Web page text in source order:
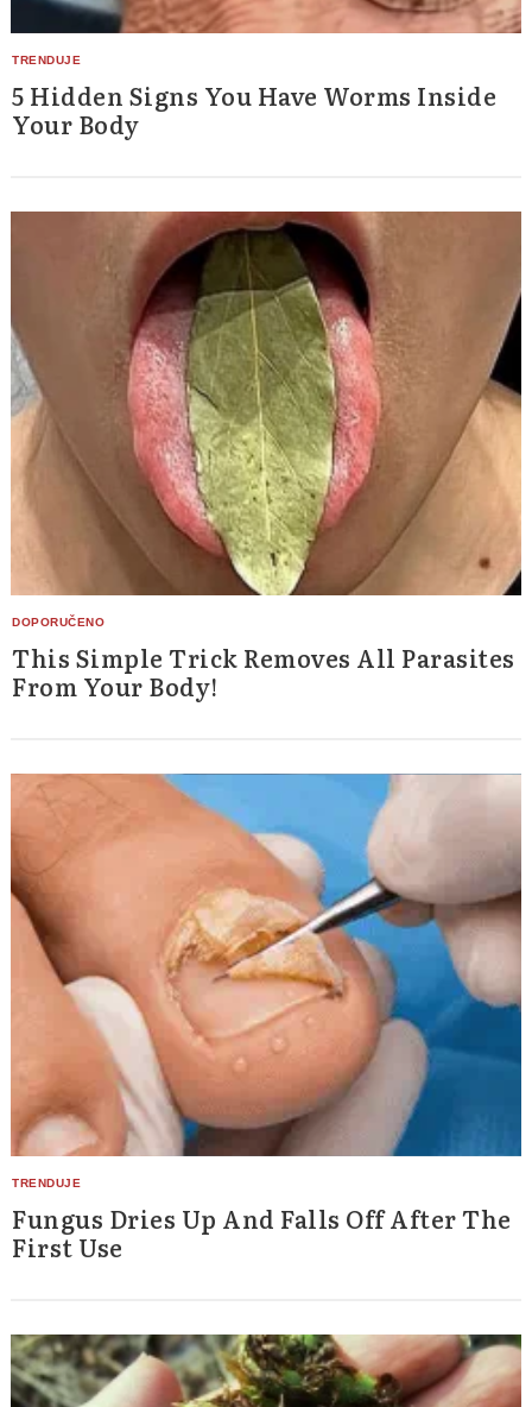
5 Hidden Signs You Have Worms Inside
Your Body
This Simple Trick Removes All Parasites
From Your Body!
Fungus Dries Up And Falls Off After The
First Use